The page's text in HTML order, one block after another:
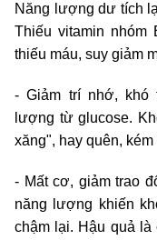
Năng lượng dư tích
Thiếu vitamin
thiếu máu, suy giảm
- Giảm trí nhớ, khó
lượng từ glucose.
xăng", hay quên,
- Mất cơ, giảm trao
năng lượng khiến
chậm lại. Hậu quả